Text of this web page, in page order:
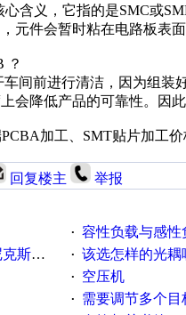
含义，它指的是SMC或
元件会暂时粘在电路板表
？
间前进行清洁，因为组装
会降低产品的可靠性。因
加工、SMT贴片加工
回复楼主 举报
· 容性负载与感性负
即得 · 该选怎样的光耦
· 空压机
·
需要调节多个目标